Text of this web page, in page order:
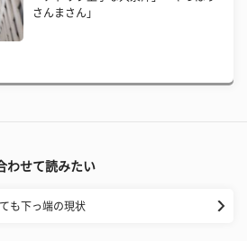
さんまさん」
わせて読みたい
も下っ端の現状